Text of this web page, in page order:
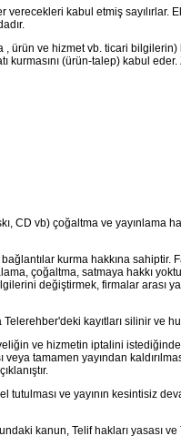
kabul etmiş sayılırlar.
ve hizmet vb. ticari bilgilerin)
(ürün-talep) kabul
CD vb) çoğaltma ve yayınlama
kurma hakkına sahiptir.
çoğaltma, satmaya hakkı
değiştirmek, firmalar arası
kayıtları silinir ve
ve hizmetin iptalini
tamamen yayından
ve yayının kesintisiz
kanun, Telif hakları yasası